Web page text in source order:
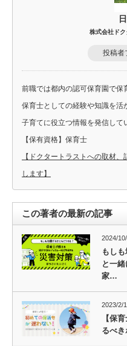
株式会社ド
投稿者
前職では都内の認可保育園で保
保育士としての経験や知識を活
子育てに役立つ情報を発信して
【保有資格】保育士
【ドクタートラストへの取材
します】
この著者の最新の記事
2024/
もし
と一
家…
2023/2/
【保
るべ